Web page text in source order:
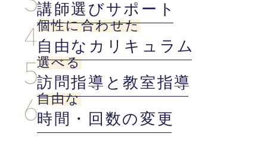
講師選びサポート
個性に合わせた
自由なカリキュラム
選べる
訪問指導と教室指導
自由な
時間・回数の変更